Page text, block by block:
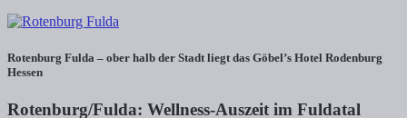
Rotenburg Fulda – ober halb der Stadt liegt das Göbel’s Hotel Rodenburg
Hessen
Rotenburg/Fulda: Wellness-Auszeit im Fuldatal